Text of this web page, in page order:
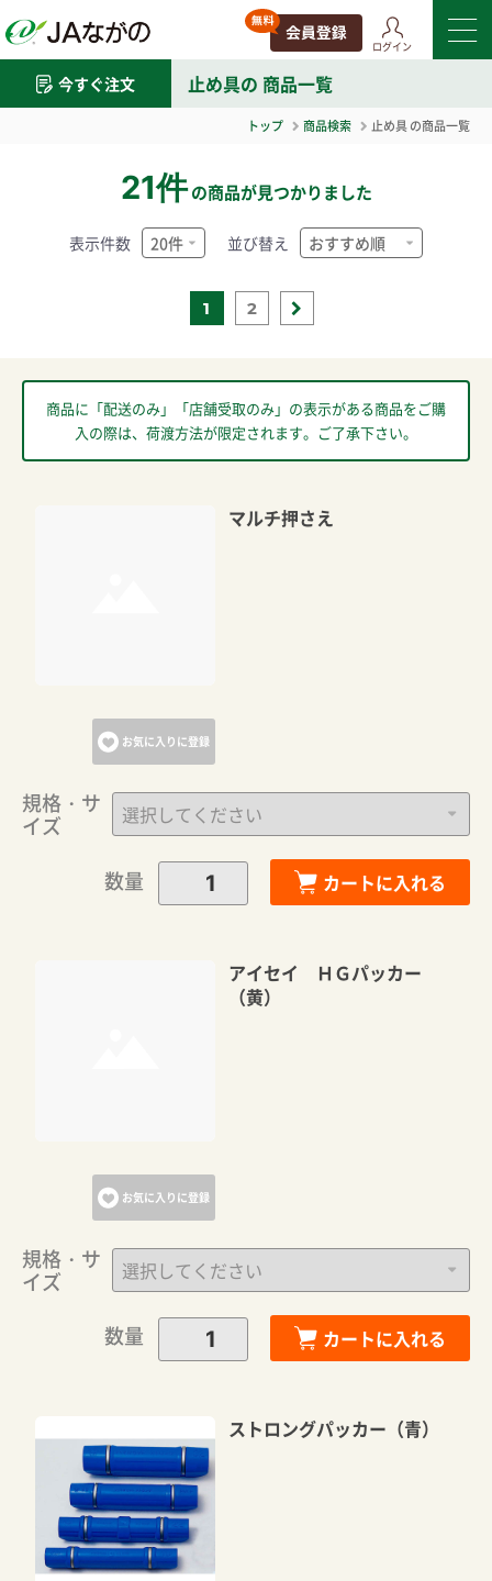
ログイン
今すぐ注文 止め具の 商品一覧
トップ 商品検索 止め具の商品一覧
21件 の商品が見つかりました
1 2
表示件数 並び替え
商品に「配送のみ」「店舗受取のみ」の表示がある商品をご購
入の際は、荷渡方法が限定されます。ご了承下さい。
お気に入りに登録
マルチ押さえ
規格・サ
イズ
数量
カートに入れる
お気に入りに登録
アイセイ ＨＧパッカー
（黄）
規格・サ
イズ
数量
カートに入れる
ストロングパッカー（青）